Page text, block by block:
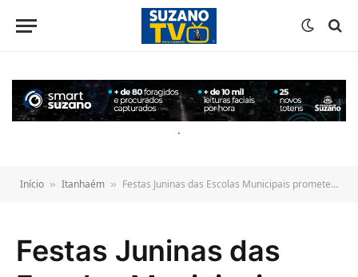
conteúdo
.
Início » Itanhaém » Festas Juninas das Escolas Municipais prometem animar a cidade nos próximos meses
Festas Juninas das